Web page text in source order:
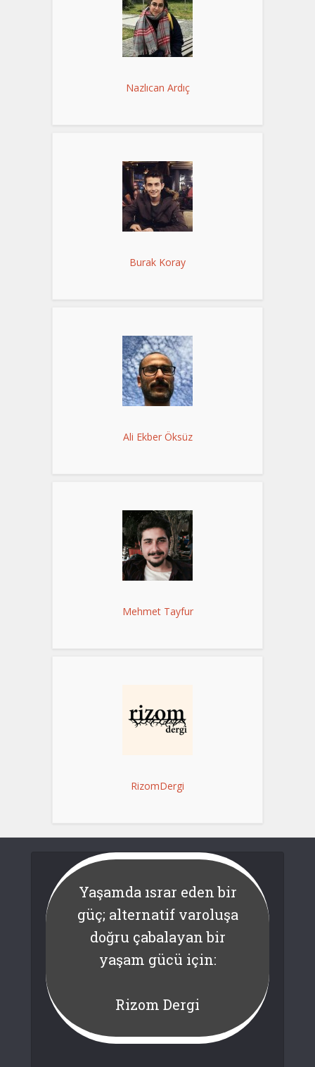
Nazlıcan Ardıç
Burak Koray
Ali Ekber Öksüz
Mehmet Tayfur
RizomDergi
Yaşamda ısrar eden bir
güç; alternatif varoluşa
doğru çabalayan bir
yaşam gücü için:
Rizom Dergi